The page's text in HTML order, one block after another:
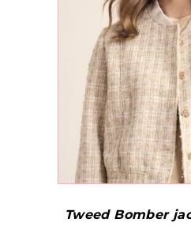
Tweed Bomber